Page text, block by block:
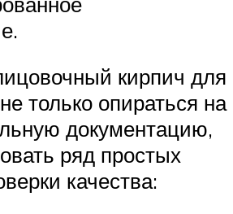
кирпич для
только опираться на
документацию,
ряд простых
качества: